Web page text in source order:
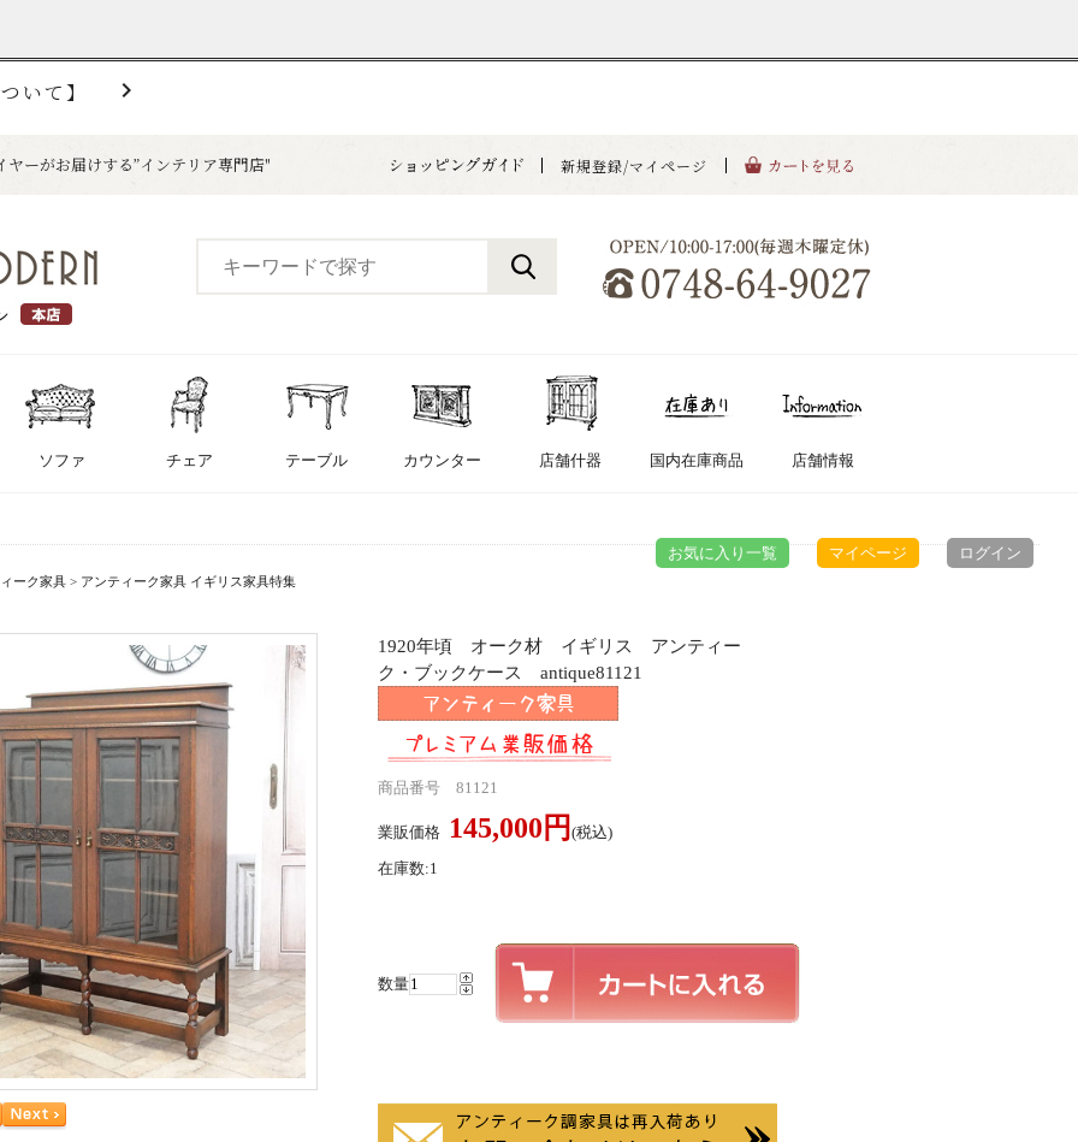
お気に入り一覧 マイページ ログイン
ーク家具 > アンティーク家具 イギリス家具特集
1920年頃 オーク材 イギリス アンティー
ク・ブックケース antique81121
商品番号 81121
業販価格 145,000円 (税込)
在庫数:1
数量